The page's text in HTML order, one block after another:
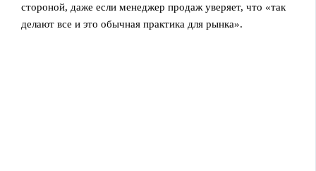
стороной, даже если менеджер продаж уверяет, что «так
делают все и это обычная практика для рынка».